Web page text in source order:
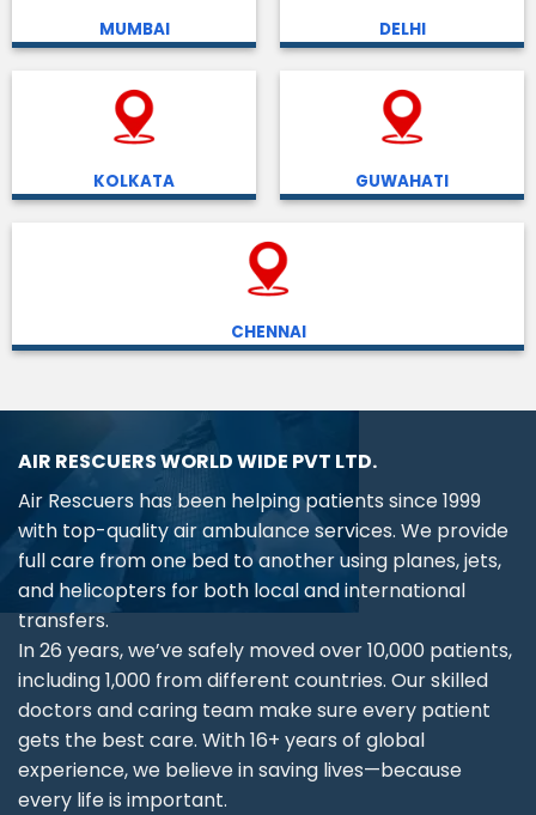
MUMBAI DELHI
KOLKATA GUWAHATI
CHENNAI
AIR RESCUERS WORLD WIDE PVT LTD.
Air Rescuers has been helping patients since 1999
with top-quality air ambulance services. We provide
full care from one bed to another using planes, jets,
and helicopters for both local and international
transfers.
In 26 years, we’ve safely moved over 10,000 patients,
including 1,000 from different countries. Our skilled
doctors and caring team make sure every patient
gets the best care. With 16+ years of global
experience, we believe in saving lives—because
every life is important.